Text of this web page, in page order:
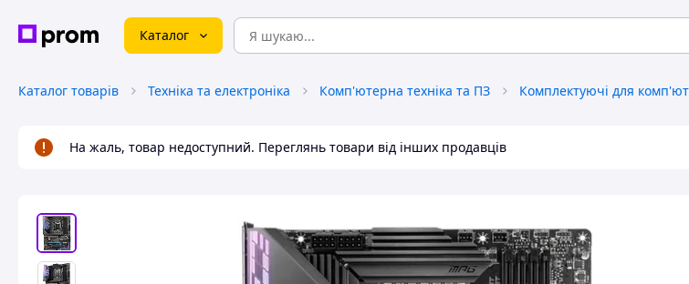
Каталог
Каталог товарів Техніка та електроніка Комп'ютерна техніка та ПЗ
На жаль, товар недоступний. Переглянь товари від інших продавців